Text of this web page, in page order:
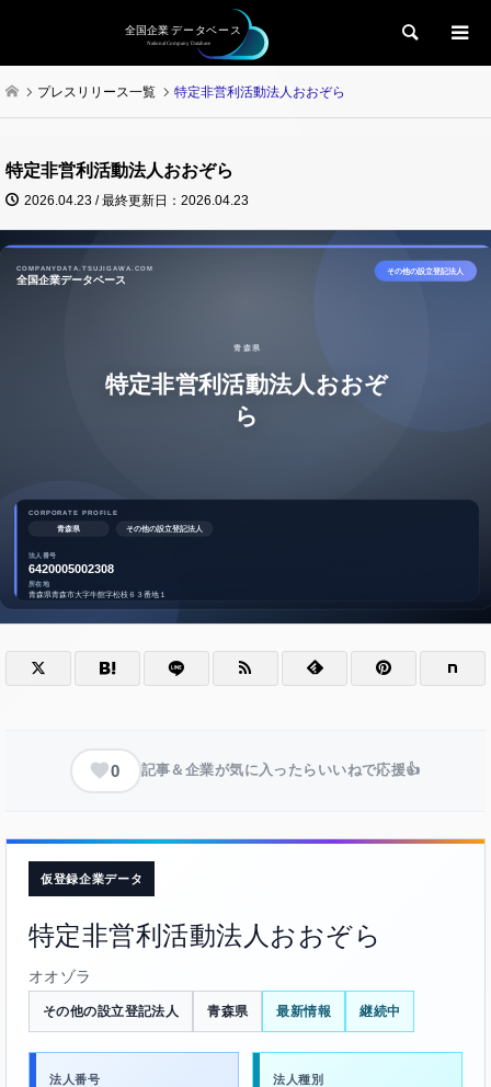
検索
プレスリリース一覧 特定非営利活動法人おおぞら
特定非営利活動法人おおぞら
2026.04.23 / 最終更新日：2026.04.23
0 記事＆企業が気に入ったらいいねで応援👍
仮登録企業データ
特定非営利活動法人おおぞら
オオゾラ
その他の設立登記法人 青森県 最新情報 継続中
法人番号 法人種別